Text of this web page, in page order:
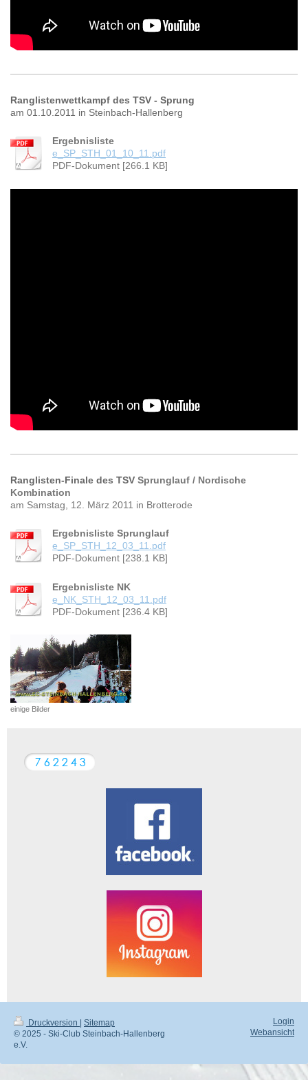
Ranglistenwettkampf des TSV - Sprung
am 01.10.2011 in Steinbach-Hallenberg
Ergebnisliste
e_SP_STH_01_10_11.pdf
PDF-Dokument [266.1 KB]
Ranglisten-Finale des TSV Sprunglauf / Nordische
Kombination
am Samstag, 12. März 2011 in Brotterode
Ergebnisliste Sprunglauf
e_SP_STH_12_03_11.pdf
PDF-Dokument [238.1 KB]
Ergebnisliste NK
e_NK_STH_12_03_11.pdf
PDF-Dokument [236.4 KB]
einige Bilder
Druckversion
Sitemap
© 2025 - Ski-Club Steinbach-Hallenberg
e.V.
Login
Webansicht